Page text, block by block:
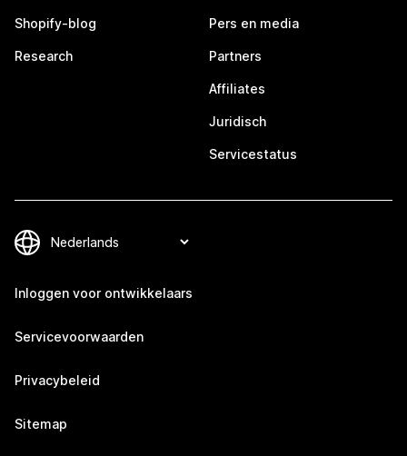
Shopify-blog
Research
Pers en media
Partners
Affiliates
Juridisch
Servicestatus
Inloggen voor ontwikkelaars
Servicevoorwaarden
Privacybeleid
Sitemap